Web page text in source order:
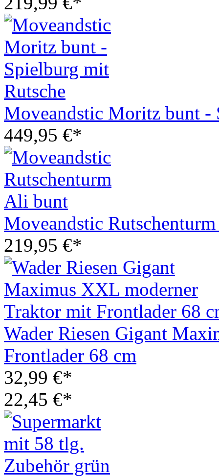
Moveandstic Moritz bunt -
449,95 €*
Moveandstic
219,95 €*
Wader Riesen Gigant
Frontlader 68 cm
32,99 €*
22,45 €*